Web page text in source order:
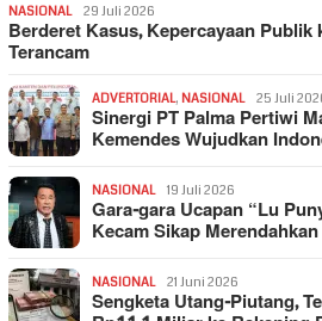
NASIONAL 29 Juli 2026
Berderet Kasus, Kepercayaan
Terancam
ADVERTORIAL, NASIONAL 25 Juli
Sinergi PT Palma Pertiwi
Kemendes Wujudkan
NASIONAL 19 Juli 2026
Gara-gara Ucapan “Lu
Kecam Sikap
NASIONAL 21 Juni 2026
Sengketa Utang-Piutang,